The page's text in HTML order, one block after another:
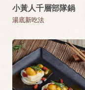
小黃人千層部隊鍋
湯底新吃法